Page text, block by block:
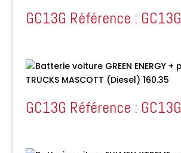
GC13G Référence : GC13G
GC13G Référence : GC13G